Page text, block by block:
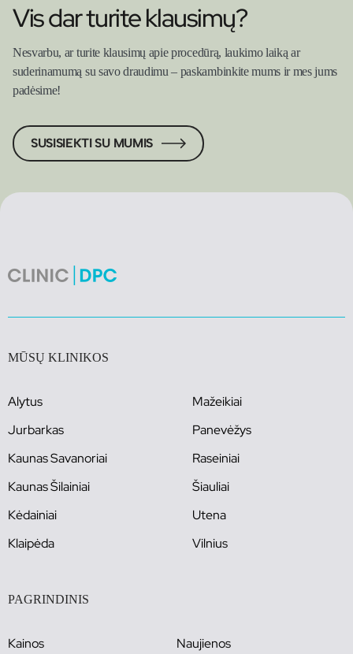
Vis dar turite klausimų?
Nesvarbu, ar turite klausimų apie procedūrą, laukimo laiką ar
suderinamumą su savo draudimu – paskambinkite mums ir mes jums
padėsime!
SUSISIEKTI SU MUMIS
MŪSŲ KLINIKOS
Alytus
Jurbarkas
Kaunas Savanoriai
Kaunas Šilainiai
Kėdainiai
Klaipėda
Mažeikiai
Panevėžys
Raseiniai
Šiauliai
Utena
Vilnius
PAGRINDINIS
Kainos
Naujienos